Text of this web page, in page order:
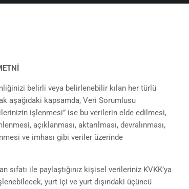
belirli veya belirlenebilir kılan her türlü
aşağıdaki kapsamda, Veri Sorumlusu
işlenmesi” ise bu verilerin elde edilmesi,
açıklanması, aktarılması, devralınması,
ve imhası gibi veriler üzerinde
ile paylaştığınız kişisel verileriniz KVKK’ya
yurt içi ve yurt dışındaki üçüncü